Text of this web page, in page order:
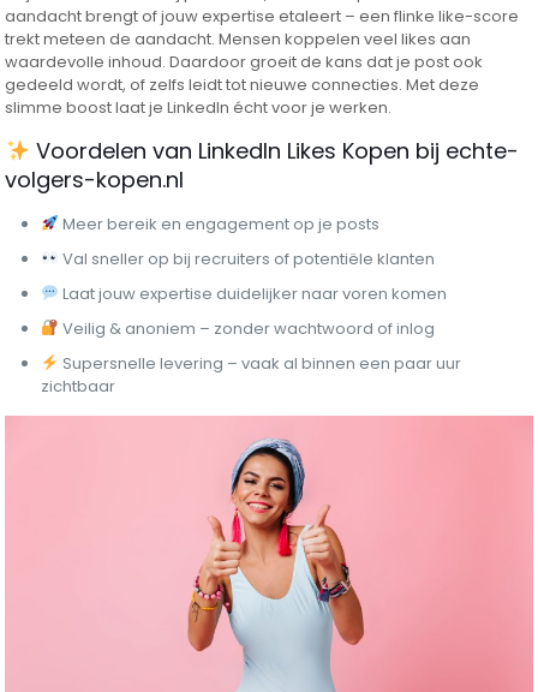
aandacht brengt of jouw expertise etaleert – een flinke like-score
trekt meteen de aandacht. Mensen koppelen veel likes aan
waardevolle inhoud. Daardoor groeit de kans dat je post ook
gedeeld wordt, of zelfs leidt tot nieuwe connecties. Met deze
slimme boost laat je LinkedIn écht voor je werken.
Voordelen van LinkedIn Likes Kopen bij echte-
volgers-kopen.nl
Meer bereik en engagement op je posts
Val sneller op bij recruiters of potentiële klanten
Laat jouw expertise duidelijker naar voren komen
Veilig & anoniem – zonder wachtwoord of inlog
Supersnelle levering – vaak al binnen een paar uur
zichtbaar